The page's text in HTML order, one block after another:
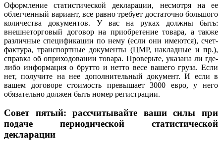
Оформление статистической декларации, несмотря на ее
облегченный вариант, все равно требует достаточно большого
количества документов. У вас на руках должны быть:
внешнеторговый договор на приобретение товара, а также
различные спецификации по нему (если они имеются), счет-
фактура, транспортные документы (ЦМР, накладные и пр.),
справка об оприходовании товара. Проверьте, указана ли где-
либо информация о брутто и нетто весе вашего груза. Если
нет, получите на нее дополнительный документ. И если в
вашем договоре стоимость превышает 3000 евро, у него
обязательно должен быть номер регистрации.
Совет пятый: рассчитывайте ваши силы при
подаче периодической статистической
декларации